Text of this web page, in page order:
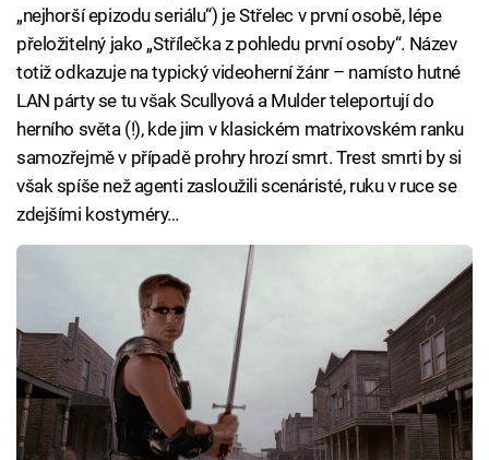
„nejhorší epizodu seriálu“) je Střelec v první osobě, lépe
přeložitelný jako „Střílečka z pohledu první osoby“. Název
totiž odkazuje na typický videoherní žánr – namísto hutné
LAN párty se tu však Scullyová a Mulder teleportují do
herního světa (!), kde jim v klasickém matrixovském ranku
samozřejmě v případě prohry hrozí smrt. Trest smrti by si
však spíše než agenti zasloužili scenáristé, ruku v ruce se
zdejšími kostyméry…